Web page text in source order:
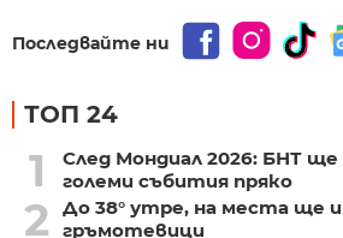
Последвайте ни
ТОП 24
1
След Мондиал 2026: БНТ
големи събития пряко
2
До 38° утре, на места ще
гръмотевици